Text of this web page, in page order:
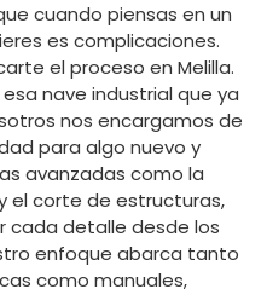
cuando piensas en un
es complicaciones.
el proceso en Melilla.
nave industrial que ya
nos encargamos de
para algo nuevo y
avanzadas como la
el corte de estructuras,
cada detalle desde los
enfoque abarca tanto
como manuales,